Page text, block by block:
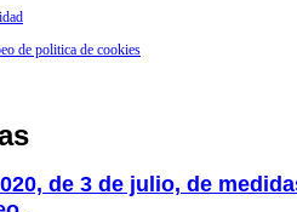
de politica de cookies
de 3 de julio, de